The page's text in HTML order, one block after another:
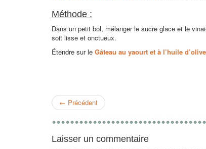
Méthode :
Dans un petit bol, mélanger le sucre glace et le
soit lisse et onctueux.
Étendre sur le Gâteau au yaourt et à l’huile d’olive
← Précédent
Laisser un commentaire